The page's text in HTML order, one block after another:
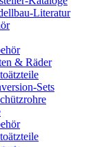
Literatur
& Räder
Sets